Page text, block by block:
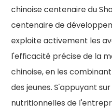
chinoise centenaire du
centenaire de
exploite activement les
l'efficacité précise de la
chinoise, en les
des jeunes. S'appuyant
nutritionnelles de